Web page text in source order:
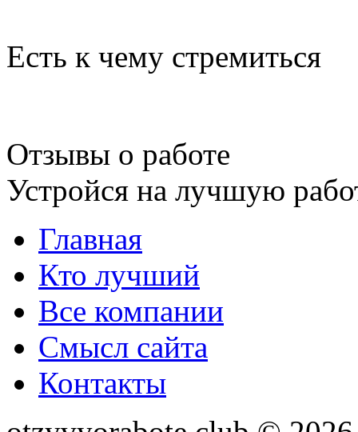
Есть к чему стремиться
Отзывы о работе
Устройся на лучшую
Главная
Кто лучший
Все компании
Смысл сайта
Контакты